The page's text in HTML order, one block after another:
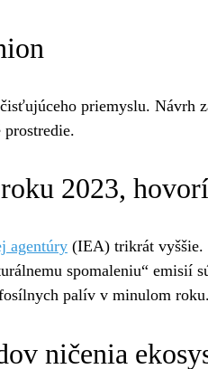
priemyslu. Návrh
2023,
agentúry (IEA) trikrát vyššie.
spomaleniu“ emisií
palív v minulom roku.
ničenia